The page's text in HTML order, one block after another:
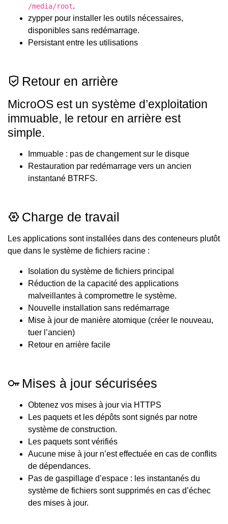
/media/root.
zypper pour installer les outils nécessaires,
disponibles sans redémarrage.
Persistant entre les utilisations
Retour en arrière
MicroOS est un système d’exploitation
immuable, le retour en arrière est
simple.
Immuable : pas de changement sur le disque
Restauration par redémarrage vers un ancien
instantané BTRFS.
Charge de travail
Les applications sont installées dans des conteneurs plutôt
que dans le système de fichiers racine :
Isolation du système de fichiers principal
Réduction de la capacité des applications
malveillantes à compromettre le système.
Nouvelle installation sans redémarrage
Mise à jour de manière atomique (créer le nouveau,
tuer l’ancien)
Retour en arrière facile
Mises à jour sécurisées
Obtenez vos mises à jour via HTTPS
Les paquets et les dépôts sont signés par notre
système de construction.
Les paquets sont vérifiés
Aucune mise à jour n’est effectuée en cas de conflits
de dépendances.
Pas de gaspillage d’espace : les instantanés du
système de fichiers sont supprimés en cas d’échec
des mises à jour.